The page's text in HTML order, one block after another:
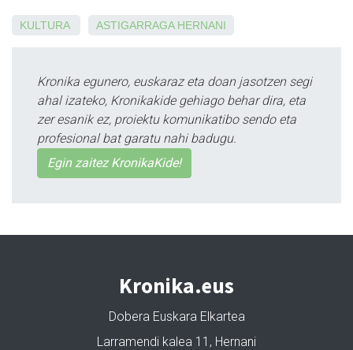
KULTURA ASTIGARRAGA HERNANI
Kronika egunero, euskaraz eta doan jasotzen segi
ahal izateko, Kronikakide gehiago behar dira, eta
zer esanik ez, proiektu komunikatibo sendo eta
profesional bat garatu nahi badugu.
Egin zaitez KronikaKide!
Kronika.eus
Dobera Euskara Elkartea
Larramendi kalea 11, Hernani